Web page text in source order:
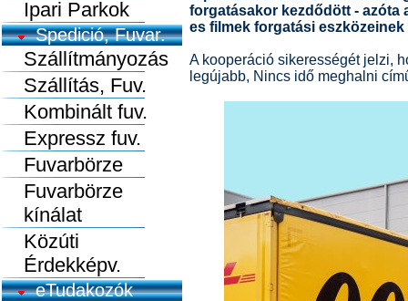
Ipari Parkok
Spedició, Fuvar.
Szállítmányozás
Szállítás, Fuv.
Kombinált fuv.
Expressz fuv.
Fuvarbörze
Fuvarbörze
kínálat
Közúti
Érdekképv.
eTudakozók
forgatásakor kezdődött - azóta
es filmek forgatási eszközeinek
A kooperáció sikerességét jelzi,
legújabb, Nincs idő meghalni